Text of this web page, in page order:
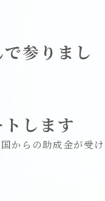
参りまし
します
からの助成金が受け